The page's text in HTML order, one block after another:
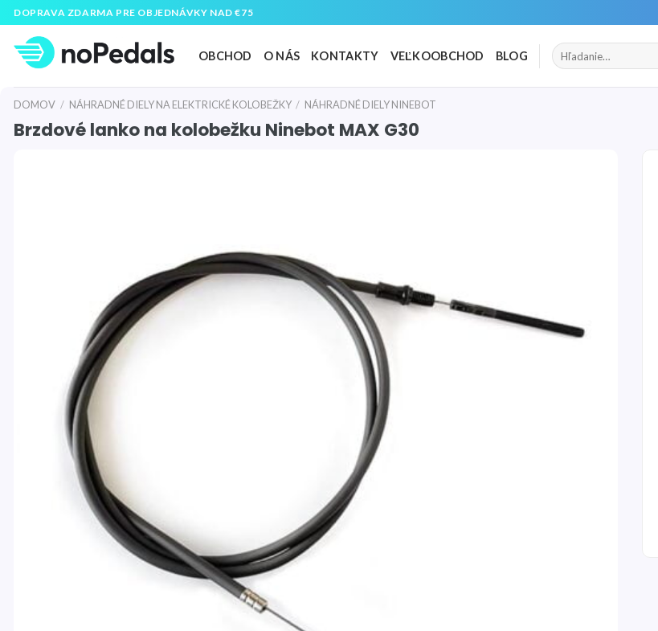
Preskočiť
na
obsah
DOPRAVA ZDARMA PRE OBJEDNÁVKY NAD €75
OBCHOD O NÁS KONTAKTY VEĽKOOBCHOD BLOG Hľadať:
DOMOV / NÁHRADNÉ DIELY NA ELEKTRICKÉ KOLOBEŽKY / NÁHRADNÉ DIELY NINEBOT
Brzdové lanko na kolobežku Ninebot MAX G30